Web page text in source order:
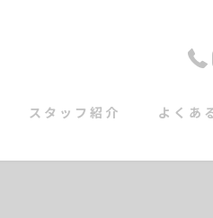
スタッフ紹介 よくあ